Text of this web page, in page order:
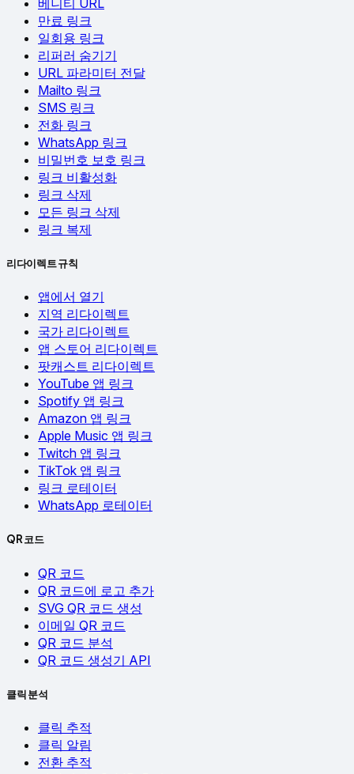
만료 링크
일회용 링크
리퍼러 숨기기
URL 파라미터 전달
Mailto 링크
SMS 링크
전화 링크
WhatsApp 링크
비밀번호 보호 링크
링크 비활성화
링크 삭제
모든 링크 삭제
링크 복제
리다이렉트 규칙
앱에서 열기
지역 리다이렉트
국가 리다이렉트
앱 스토어 리다이렉트
팟캐스트 리다이렉트
YouTube 앱 링크
Spotify 앱 링크
Amazon 앱 링크
Apple Music 앱 링크
Twitch 앱 링크
TikTok 앱 링크
링크 로테이터
WhatsApp 로테이터
QR 코드
QR 코드
QR 코드에 로고 추가
SVG QR 코드 생성
이메일 QR 코드
QR 코드 분석
QR 코드 생성기 API
클릭 분석
클릭 추적
클릭 알림
전환 추적